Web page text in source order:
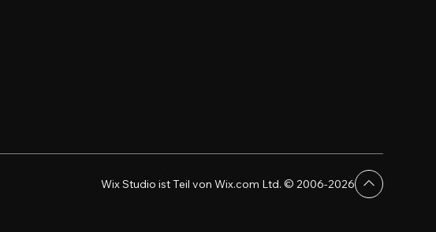
Wix Studio ist Teil von Wix.com Ltd. © 2006-2026